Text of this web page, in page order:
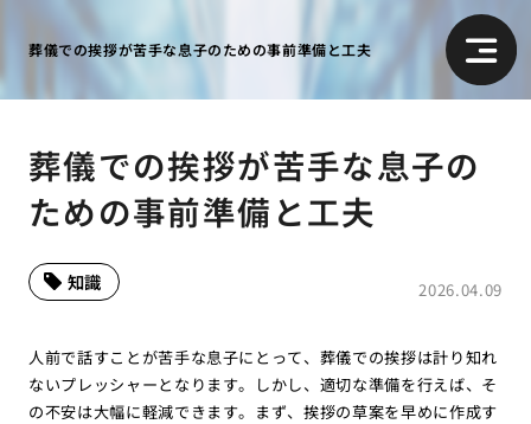
葬儀での挨拶が苦手な息子のための事前準備と工夫
葬儀での挨拶が苦手な息子の
ための事前準備と工夫
2026.04.09
知識
人前で話すことが苦手な息子にとって、葬儀での挨拶は計り知れ
ないプレッシャーとなります。しかし、適切な準備を行えば、そ
の不安は大幅に軽減できます。まず、挨拶の草案を早めに作成す